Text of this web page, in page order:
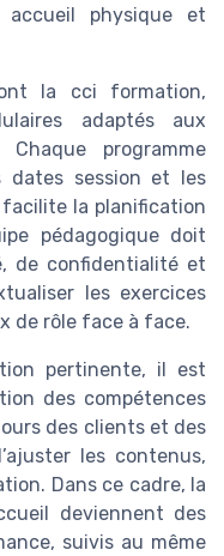
physique et
la cci formation,
adaptés aux
programme
dates session et les
la planification
pédagogique doit
de confidentialité et
les exercices
de rôle face à face.
pertinente, il est
des compétences
des clients et des
les contenus,
Dans ce cadre, la
deviennent des
suivis au même